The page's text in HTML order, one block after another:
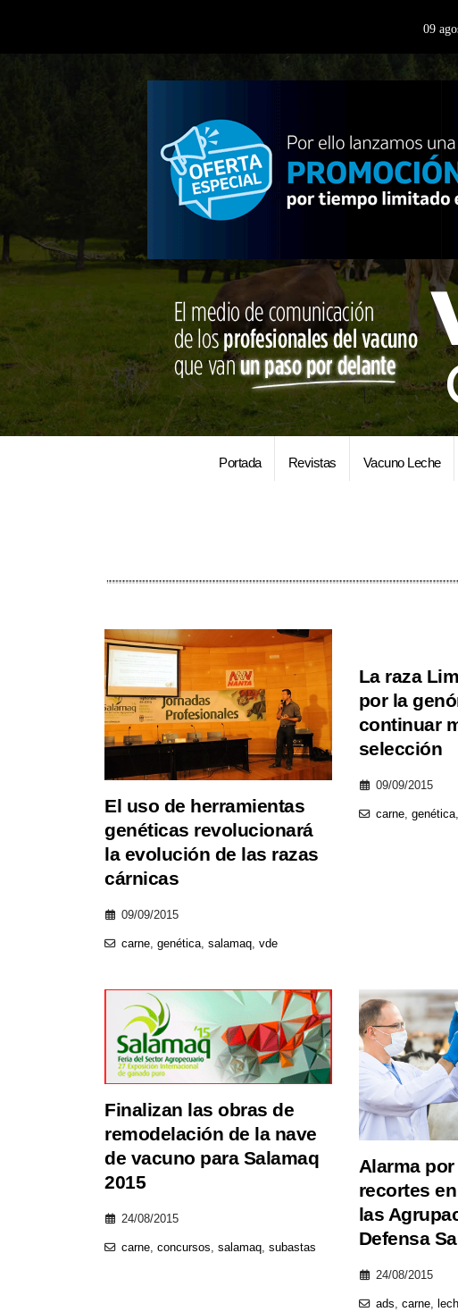
09
Portada Revistas Vacuno Leche
El uso de herramientas
genéticas revolucionará
la evolución de las razas
cárnicas
09/09/2015
carne, genética, salamaq, vde
La raza
por la
continuar
selección
09/09/2015
carne, genética,
Finalizan las obras de
remodelación de la nave
de vacuno para Salamaq
2015
24/08/2015
carne, concursos salamaq, subastas
Alarma
recortes
las
Defensa
24/08/2015
ads, carne,